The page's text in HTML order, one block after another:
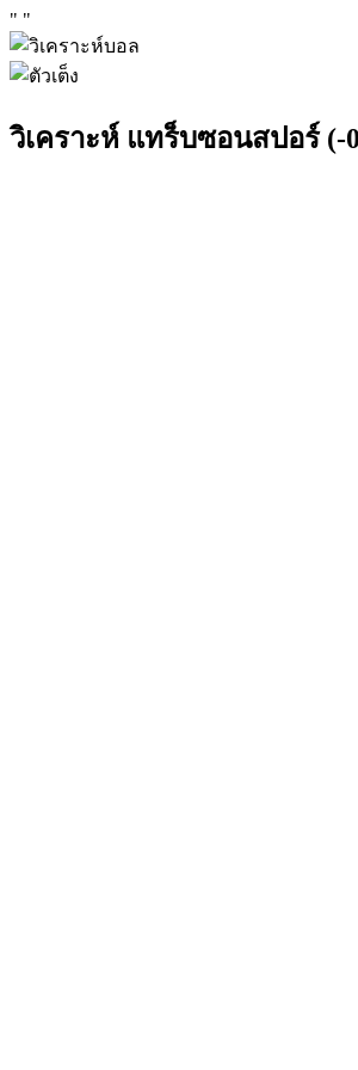
" "
วิเคราะห์ แทร็บซอนสปอร์ (-